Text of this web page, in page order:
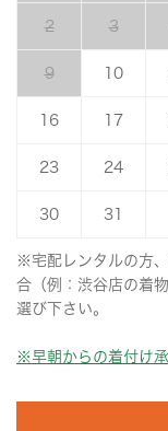
2 3
9 10
16 17
23 24
30 31
※宅配レンタルの方
合（例：渋谷店の着
選び下さい。
※早朝からの着付け承